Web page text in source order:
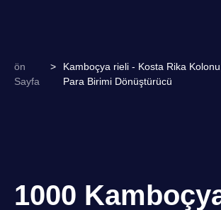
ön
Sayfa
>
Kamboçya rieli - Kosta Rika
Para Birimi Dönüştürücü
1000